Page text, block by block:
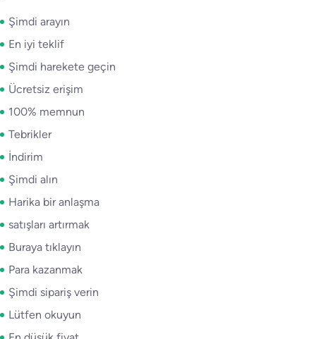
Şimdi arayın
En iyi teklif
Şimdi harekete geçin
Ücretsiz erişim
100% memnun
Tebrikler
İndirim
Şimdi alın
Harika bir anlaşma
satışları artırmak
Buraya tıklayın
Para kazanmak
Şimdi sipariş verin
Lütfen okuyun